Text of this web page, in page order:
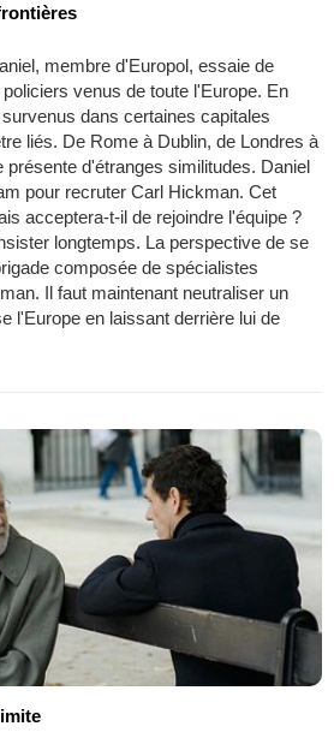
membre d'Europol, essaie de
venus de toute l'Europe. En
dans certaines capitales
liés. De Rome à Dublin, de Londres à
présente d'étranges similitudes. Daniel
pour recruter Carl Hickman. Cet
acceptera-t-il de rejoindre l'équipe ?
longtemps. La perspective de se
composée de spécialistes
Il faut maintenant neutraliser un
l'Europe en laissant derrière lui de